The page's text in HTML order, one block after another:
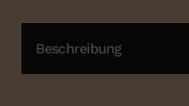
Beschreibung